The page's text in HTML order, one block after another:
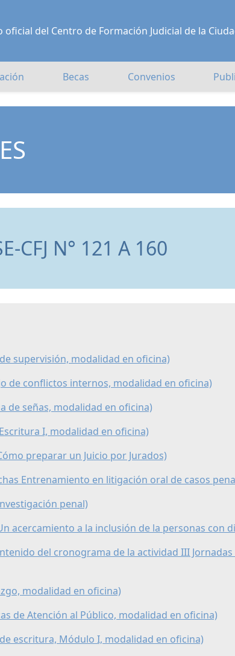
oficial del Centro de Formación Judicial de la
Becas Convenios
CFJ N° 121 A 160
de supervisión, modalidad en oficina)
de conflictos internos, modalidad en oficina)
de señas, modalidad en oficina)
Escritura I, modalidad en oficina)
preparar un Juicio por Jurados)
Entrenamiento en litigación oral de casos
penal)
Un acercamiento a la inclusión de la personas con
del cronograma de la actividad III
modalidad en oficina)
de Atención al Público, modalidad en oficina)
de escritura, Módulo I, modalidad en oficina)